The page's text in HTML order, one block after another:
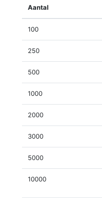
Aantal
100
250
500
1000
2000
3000
5000
10000